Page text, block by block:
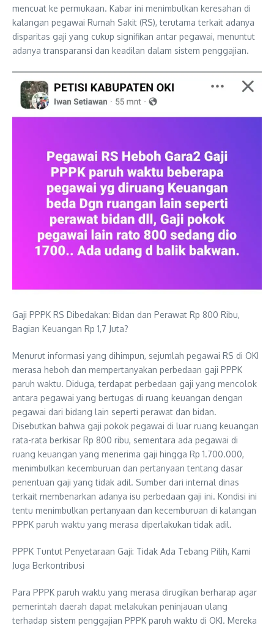
mencuat ke permukaan. Kabar ini menimbulkan keresahan di
kalangan pegawai Rumah Sakit (RS), terutama terkait adanya
disparitas gaji yang cukup signifikan antar pegawai, menuntut
adanya transparansi dan keadilan dalam sistem penggajian.
Gaji PPPK RS Dibedakan: Bidan dan Perawat Rp 800 Ribu,
Bagian Keuangan Rp 1,7 Juta?
Menurut informasi yang dihimpun, sejumlah pegawai RS di OKI
merasa heboh dan mempertanyakan perbedaan gaji PPPK
paruh waktu. Diduga, terdapat perbedaan gaji yang mencolok
antara pegawai yang bertugas di ruang keuangan dengan
pegawai dari bidang lain seperti perawat dan bidan.
Disebutkan bahwa gaji pokok pegawai di luar ruang keuangan
rata-rata berkisar Rp 800 ribu, sementara ada pegawai di
ruang keuangan yang menerima gaji hingga Rp 1.700.000,
menimbulkan kecemburuan dan pertanyaan tentang dasar
penentuan gaji yang tidak adil. Sumber dari internal dinas
terkait membenarkan adanya isu perbedaan gaji ini. Kondisi ini
tentu menimbulkan pertanyaan dan kecemburuan di kalangan
PPPK paruh waktu yang merasa diperlakukan tidak adil.
PPPK Tuntut Penyetaraan Gaji: Tidak Ada Tebang Pilih, Kami
Juga Berkontribusi
Para PPPK paruh waktu yang merasa dirugikan berharap agar
pemerintah daerah dapat melakukan peninjauan ulang
terhadap sistem penggajian PPPK paruh waktu di OKI. Mereka